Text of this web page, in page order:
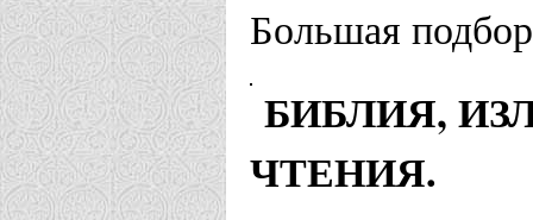
Большая
БИБЛИЯ,
ЧТЕНИЯ.